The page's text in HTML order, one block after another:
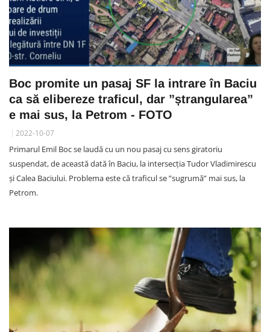
Boc promite un pasaj SF la intrare în Baciu
ca să elibereze traficul, dar ”ștrangularea”
e mai sus, la Petrom - FOTO
2022-10-07
Primarul Emil Boc se laudă cu un nou pasaj cu sens giratoriu
suspendat, de această dată în Baciu, la intersecția Tudor Vladimirescu
și Calea Baciului. Problema este că traficul se ”sugrumă” mai sus, la
Petrom.